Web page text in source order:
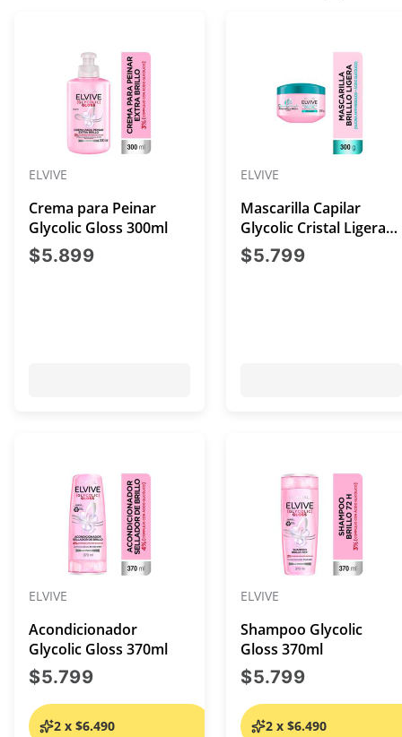
ELVIVE
Crema para Peinar
Glycolic Gloss 300ml
$5.899precio actual $5.899
ELVIVE
Mascarilla Capilar
Glycolic Cristal Ligera
Cabello
$5.799precio
ELVIVE
Acondicionador
Glycolic Gloss 370ml
$5.799precio actual $5.799
2 x $6.490
ELVIVE
Shampoo Glycolic
Gloss 370ml
$5.799precio
2 x $6.490